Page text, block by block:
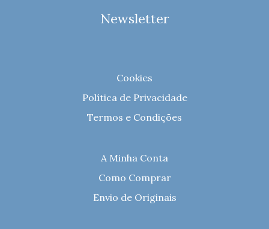
Newsletter
Cookies
Política de Privacidade
Termos e Condições
A Minha Conta
Como Comprar
Envio de Originais